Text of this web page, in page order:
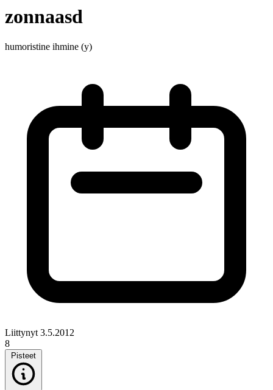
zonnaasd
humoristine ihmine (y)
Liittynyt 3.5.2012
8
Pisteet